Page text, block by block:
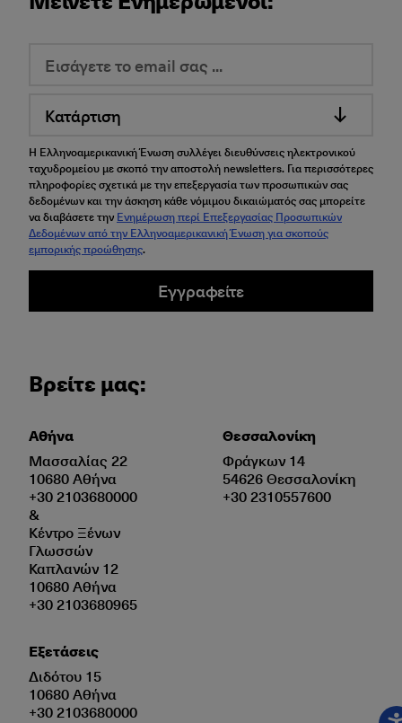
Κατάρτιση
Η Ελληνοαμερικανική Ένωση συλλέγει διευθύνσεις ηλεκτρονικού
ταχυδρομείου με σκοπό την αποστολή newsletters. Για περισσότερες
πληροφορίες σχετικά με την επεξεργασία των προσωπικών σας
δεδομένων και την άσκηση κάθε νόμιμου δικαιώματός σας μπορείτε
να διαβάσετε την Ενημέρωση περί Επεξεργασίας Προσωπικών
Δεδομένων από την Ελληνοαμερικανική Ένωση για σκοπούς
εμπορικής προώθησης.
Εγγραφείτε
Βρείτε μας:
Αθήνα
Μασσαλίας 22
10680 Αθήνα
+30 2103680000
&
Κέντρο Ξένων
Γλωσσών
Καπλανών 12
10680 Αθήνα
+30 2103680965
Εξετάσεις
Διδότου 15
10680 Αθήνα
+30 2103680000
Θεσσαλονίκη
Φράγκων 14
54626 Θεσσαλονίκη
+30 2310557600